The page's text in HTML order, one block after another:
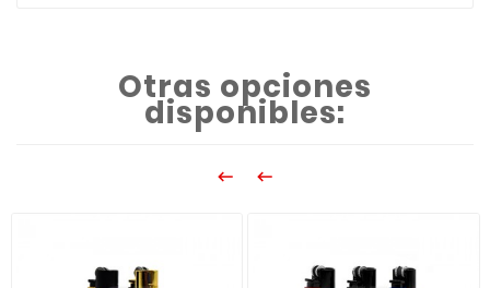
Otras opciones
disponibles:
 